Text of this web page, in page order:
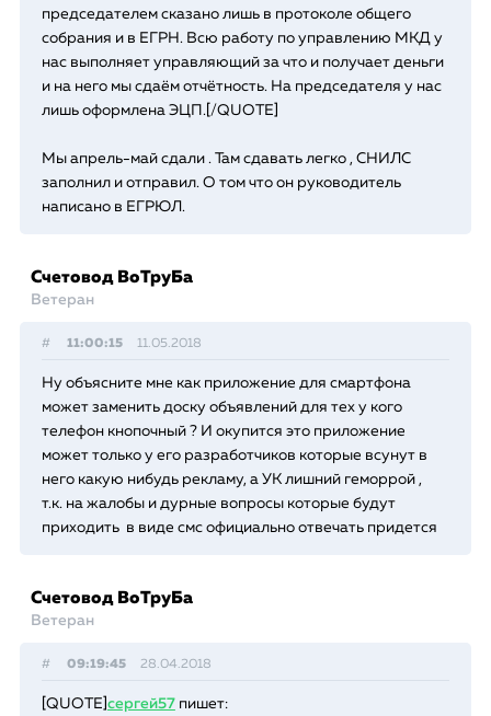
председателем сказано лишь в протоколе общего
собрания и в ЕГРН. Всю работу по управлению МКД у
нас выполняет управляющий за что и получает деньги
и на него мы сдаём отчётность. На председателя у нас
лишь оформлена ЭЦП.[/QUOTE]
Мы апрель-май сдали . Там сдавать легко , СНИЛС
заполнил и отправил. О том что он руководитель
написано в ЕГРЮЛ.
Счетовод ВоТруБа
Ветеран
# 11:00:15 11.05.2018
Ну объясните мне как приложение для смартфона
может заменить доску объявлений для тех у кого
телефон кнопочный ? И окупится это приложение
может только у его разработчиков которые всунут в
него какую нибудь рекламу, а УК лишний геморрой ,
т.к. на жалобы и дурные вопросы которые будут
приходить в виде смс официально отвечать придется
Счетовод ВоТруБа
Ветеран
# 09:19:45 28.04.2018
[QUOTE] сергей57пишет: